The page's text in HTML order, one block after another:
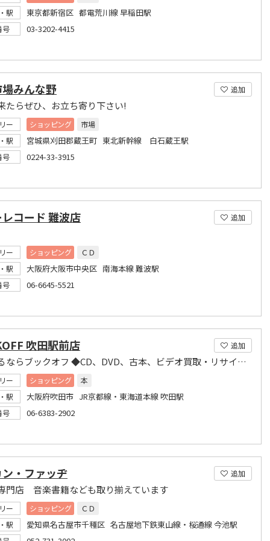
駅
東京都新宿区 都電荒川線 早稲田駅
号 03-3202-4415
追加
みんな野
たらぜひ、お立ち寄り下さい!
ー ショッピング
市場
駅
宮城県刈田郡蔵王町 東北新幹線 白石蔵王駅
号 0224-33-3915
追加
コード 難波店
ー ショッピング
ＣＤ
駅
大阪府大阪市中央区 南海本線 難波駅
号 06-6645-5521
追加
吹田駅前店
本を売るならブックオフ ◆CD、DVD、古本、ビデオ買取・リサイクル◆
ー ショッピング
本
駅
大阪府吹田市 JR京都線・東海道本線 吹田駅
号 06-6383-2902
追加
・ファッヂ
門店 音楽書籍なども取り揃えています
ー ショッピング
ＣＤ
駅
愛知県名古屋市千種区 名古屋地下鉄東山線・桜通線 今池駅